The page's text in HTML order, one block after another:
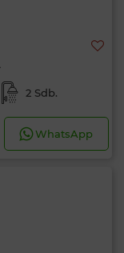
2 Sdb.
WhatsApp